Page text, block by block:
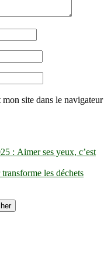
site dans le navigateur
: Aimer ses yeux, c’est
les déchets